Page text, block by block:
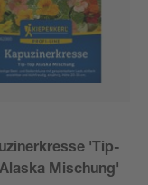
'Tip-
Alaska Mischung'